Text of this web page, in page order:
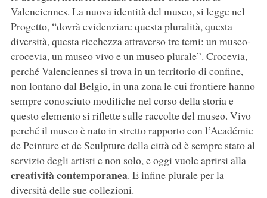
Valenciennes. La nuova identità del museo, si legge nel
Progetto, “dovrà evidenziare questa pluralità, questa
diversità, questa ricchezza attraverso tre temi: un museo-
crocevia, un museo vivo e un museo plurale”. Crocevia,
perché Valenciennes si trova in un territorio di confine,
non lontano dal Belgio, in una zona le cui frontiere hanno
sempre conosciuto modifiche nel corso della storia e
questo elemento si riflette sulle raccolte del museo. Vivo
perché il museo è nato in stretto rapporto con l’Académie
de Peinture et de Sculpture della città ed è sempre stato al
servizio degli artisti e non solo, e oggi vuole aprirsi alla
creatività contemporanea. E infine plurale per la
diversità delle sue collezioni.